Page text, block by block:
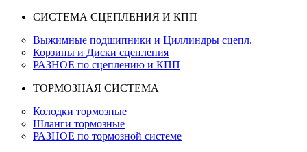
СИСТЕМА СЦЕПЛЕНИЯ И КПП
Выжимные подшипники и Циллиндры сцепл.
Корзины и Диски сцепления
РАЗНОЕ по сцеплению и КПП
ТОРМОЗНАЯ СИСТЕМА
Колодки тормозные
Шланги тормозные
РАЗНОЕ по тормозной системе